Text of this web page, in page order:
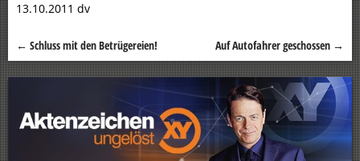
13.10.2011 dv
Beitragsnavigation
← Schluss mit den Betrügereien! Auf Autofahrer geschossen →